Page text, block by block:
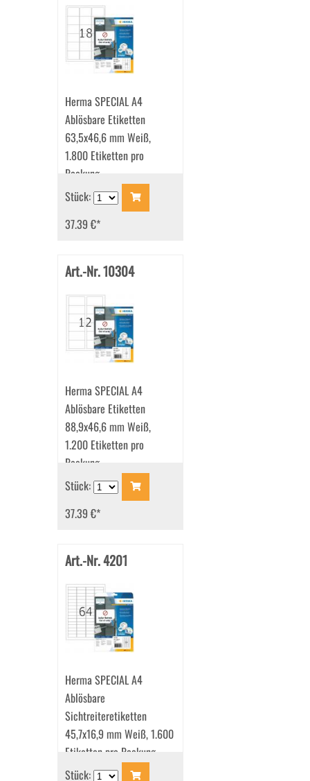
Herma SPECIAL A4
Ablösbare Etiketten
63,5x46,6 mm Weiß,
1.800 Etiketten pro
Packung
Stück:
37.39 €*
Art.-Nr. 10304
Herma SPECIAL A4
Ablösbare Etiketten
88,9x46,6 mm Weiß,
1.200 Etiketten pro
Packung
Stück:
37.39 €*
Art.-Nr. 4201
Herma SPECIAL A4
Ablösbare
Sichtreiteretiketten
45,7x16,9 mm Weiß, 1.600
Etiketten pro Packung
Stück: